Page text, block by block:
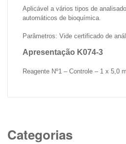
Aplicável a vários tipos de
automáticos de bioquímica.
Parâmetros: Vide certificado de
Apresentação K074-3
Reagente Nº1 – Controle – 1 x 5,0
Categorias